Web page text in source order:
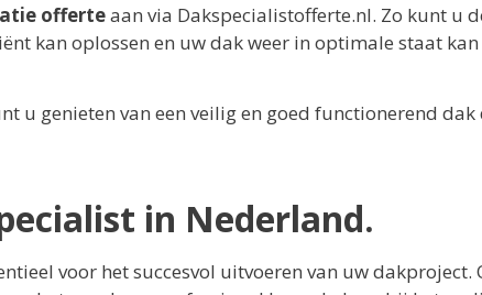
offerteaan via Dakspecialistofferte.nl. Zo kunt u
kan oplossen en uw dak weer in optimale staat kan
u genieten van een veilig en goed functionerend dak
in Nederland.
voor het succesvol uitvoeren van uw dakproject.